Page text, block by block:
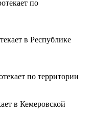
по
в Республике
по территории
в Кемеровской